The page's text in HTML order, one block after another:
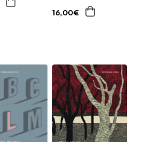
16,00€